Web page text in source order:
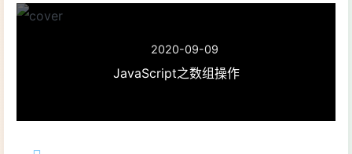
2020-09-09
JavaScript之数组操作